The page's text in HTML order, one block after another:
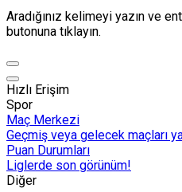
Aradığınız kelimeyi yazın ve
butonuna tıklayın.
Hızlı Erişim
Spor
Maç Merkezi
Geçmiş veya gelecek maçları
Puan Durumları
Liglerde son görünüm!
Diğer